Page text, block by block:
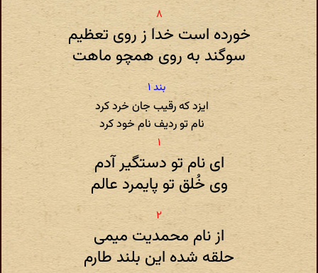
خورده است خدا ز روی تعظیم
سوگند به روی همچو ماهت
ایزد که رقیب جان خرد کرد
نام تو ردیف نام خود کرد
ای نام تو دستگیر آدم
وی خُلق تو پایمرد عالم
از نام محمدیت میمی
حلقه شده این بلند طارم